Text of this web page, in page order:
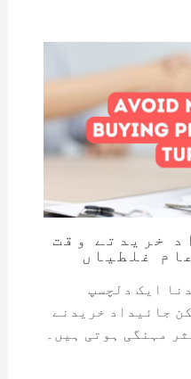
خریدتے وقت
غلطیاں
ایک دلچسپ
جائیداد خریدنے
مہنگی ہوتی ہیں۔